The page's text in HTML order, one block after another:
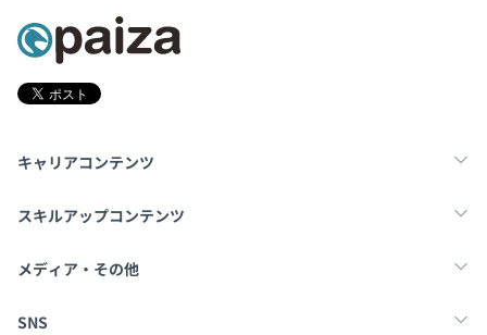
キャリアコンテンツ
転職・キャリア
スキルアップコンテンツ
学習
メディア・その他
Tech Team Journal
SNS